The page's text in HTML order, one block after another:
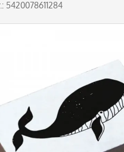
5420078611284